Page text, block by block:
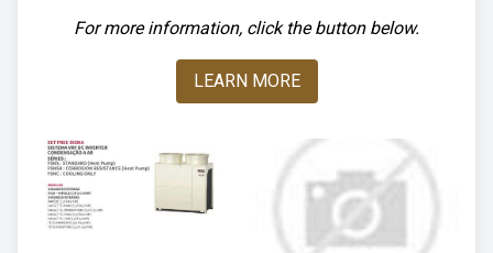
For more information, click the button below.
LEARN MORE